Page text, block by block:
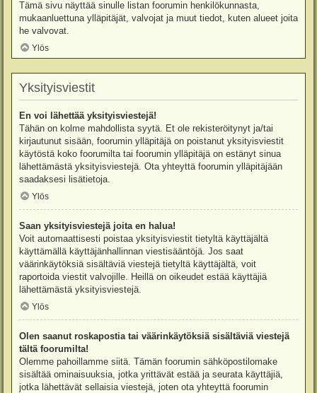
Tämä sivu näyttää sinulle listan foorumin henkilökunnasta,
mukaanluettuna ylläpitäjät, valvojat ja muut tiedot, kuten alueet joita
he valvovat.
Ylös
Yksityisviestit
En voi lähettää yksityisviestejä!
Tähän on kolme mahdollista syytä. Et ole rekisteröitynyt ja/tai
kirjautunut sisään, foorumin ylläpitäjä on poistanut yksityisviestit
käytöstä koko foorumilta tai foorumin ylläpitäjä on estänyt sinua
lähettämästä yksityisviestejä. Ota yhteyttä foorumin ylläpitäjään
saadaksesi lisätietoja.
Ylös
Saan yksityisviestejä joita en halua!
Voit automaattisesti poistaa yksityisviestit tietyltä käyttäjältä
käyttämällä käyttäjänhallinnan viestisääntöjä. Jos saat
väärinkäytöksiä sisältäviä viestejä tietyltä käyttäjältä, voit
raportoida viestit valvojille. Heillä on oikeudet estää käyttäjiä
lähettämästä yksityisviestejä.
Ylös
Olen saanut roskapostia tai väärinkäytöksiä sisältäviä viestejä
tältä foorumilta!
Olemme pahoillamme siitä. Tämän foorumin sähköpostilomake
sisältää ominaisuuksia, jotka yrittävät estää ja seurata käyttäjiä,
jotka lähettävät sellaisia viestejä, joten ota yhteyttä foorumin